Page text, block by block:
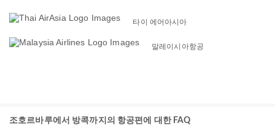
타이 에어아시아
말레이시아항공
조호르바루에서 방콕까지의 항공편에 대한 FAQ